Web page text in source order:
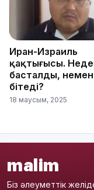
Иран-Израиль
қақтығысы.
басталды, немен
бітеді?
18 маусым, 2025
malim
Біз әлеуметтік